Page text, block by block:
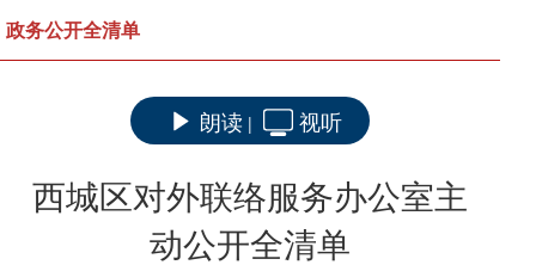
政务公开全清单
朗读 | 视听
西城区对外联络服务办公室主
动公开全清单